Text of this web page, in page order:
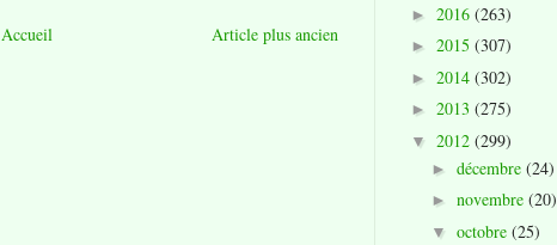
Article plus ancien
Accueil
► 2016 (263)
► 2015 (307)
► 2014 (302)
► 2013 (275)
▼ 2012 (299)
► décembre (24)
► novembre (20)
▼ octobre (25)